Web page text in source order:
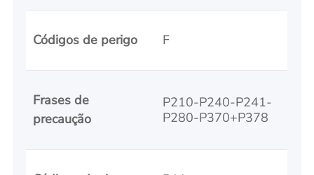
Códigos de perigo F
Frases de
precaução
P210-P240-P241-
P280-P370+P378